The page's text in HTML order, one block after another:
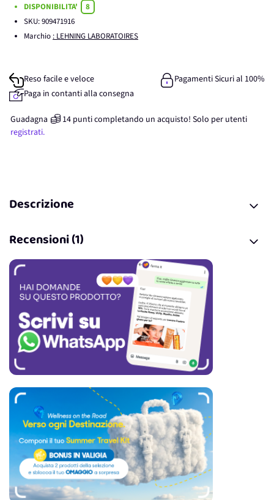
DISPONIBILITA'
8
SKU:909471916
Marchio : LEHNING LABORATOIRES
Reso facile e veloce
Pagamenti Sicuri al 100%
Paga in contanti alla consegna
Guadagna 14 punticompletando un acquisto! Solo per utenti
registrati.
Descrizione
Recensioni (1)